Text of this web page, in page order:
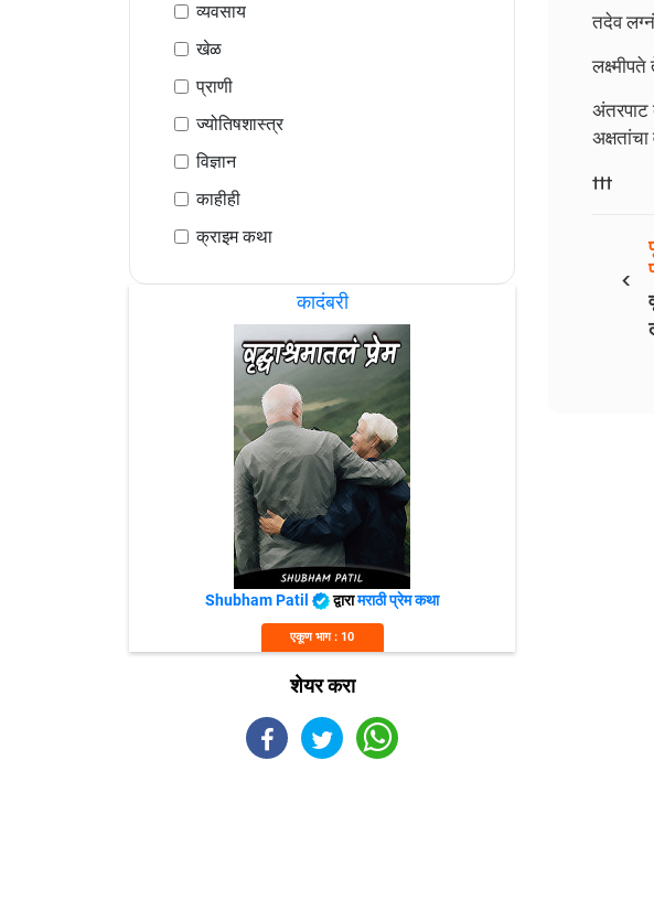
व्यवसाय
खेळ
प्राणी
ज्योतिषशास्त्र
विज्ञान
काहीही
क्राइम कथा
कादंबरी
Shubham Patil द्वारामराठी प्रेम कथा
एकूण भाग : 10
शेयर करा
तदेव
लक्ष्मीपते
अंतरपाट
†††
‹